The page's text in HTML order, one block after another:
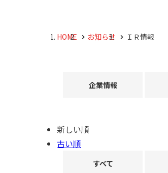
HOME お知らせ ＩＲ情報
企業情報
新しい順
古い順
すべて